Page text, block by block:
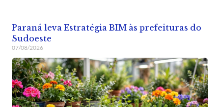
Paraná leva Estratégia BIM às prefeituras do
Sudoeste
07/08/2026